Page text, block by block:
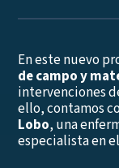
En este nuevo
de campo y
intervenciones
ello, contamos
Lobo, una
especialista en